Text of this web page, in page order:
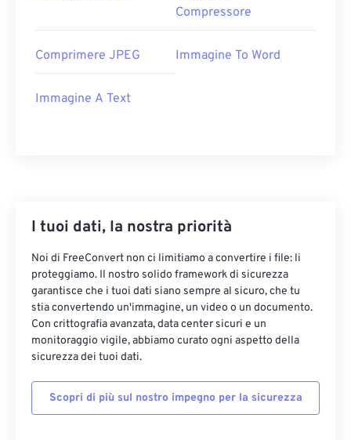
Compressore
Comprimere JPEG Immagine To Word
Immagine A Text
I tuoi dati, la nostra priorità
Noi di FreeConvert non ci limitiamo a convertire i file: li
proteggiamo. Il nostro solido framework di sicurezza
garantisce che i tuoi dati siano sempre al sicuro, che tu
stia convertendo un'immagine, un video o un documento.
Con crittografia avanzata, data center sicuri e un
monitoraggio vigile, abbiamo curato ogni aspetto della
sicurezza dei tuoi dati.
Scopri di più sul nostro impegno per la sicurezza